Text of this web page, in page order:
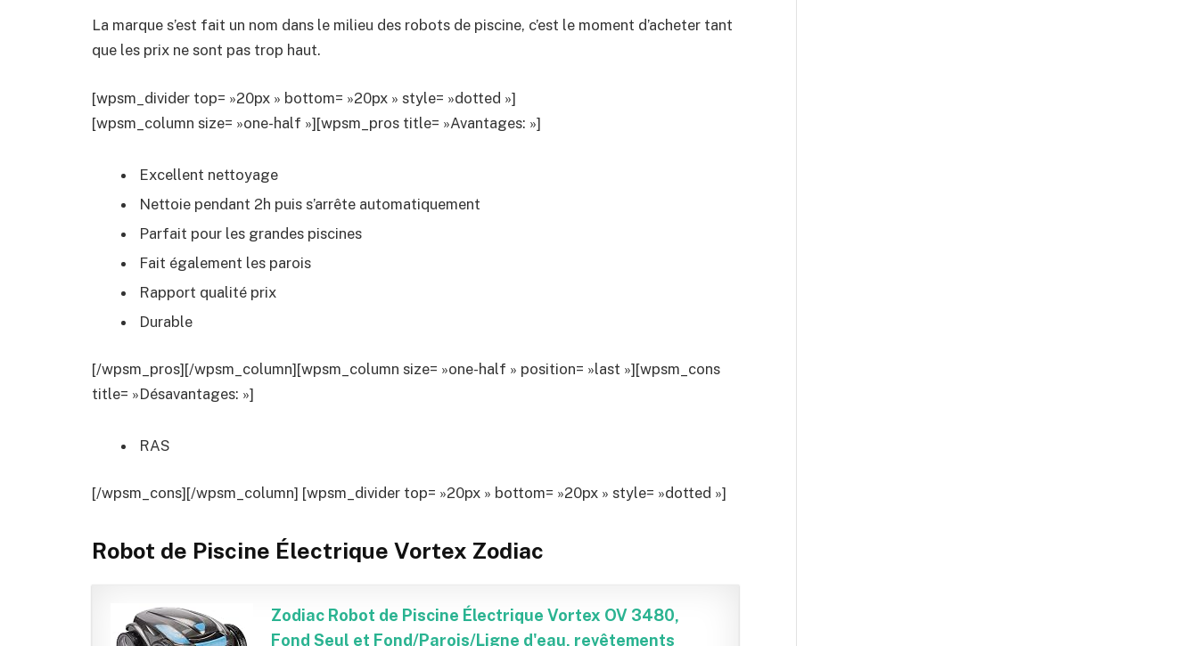
La marque s’est fait un nom dans le milieu des robots de piscine, c’est le moment d’acheter tant
que les prix ne sont pas trop haut.
[wpsm_divider top= »20px » bottom= »20px » style= »dotted »]
[wpsm_column size= »one-half »][wpsm_pros title= »Avantages: »]
Excellent nettoyage
Nettoie pendant 2h puis s’arrête automatiquement
Parfait pour les grandes piscines
Fait également les parois
Rapport qualité prix
Durable
[/wpsm_pros][/wpsm_column][wpsm_column size= »one-half » position= »last »][wpsm_cons
title= »Désavantages: »]
RAS
[/wpsm_cons][/wpsm_column] [wpsm_divider top= »20px » bottom= »20px » style= »dotted »]
Robot de Piscine Électrique Vortex Zodiac
Zodiac Robot de Piscine Électrique Vortex OV 3480,
Fond Seul et Fond/Parois/Ligne d'eau, revêtements